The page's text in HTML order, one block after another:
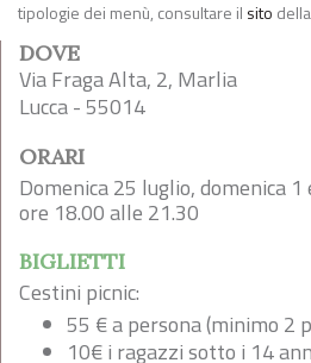
tipologie dei menù, consultare il sito
DOVE
Via Fraga Alta, 2, Marlia
Lucca - 55014
ORARI
Domenica 25 luglio, domenica
ore 18.00 alle 21.30
BIGLIETTI
Cestini picnic:
55 € a persona (minimo 2
10€ i ragazzi sotto i 14